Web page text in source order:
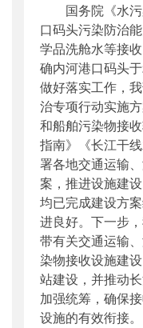
国务院《水
口码头污染防治
学品洗舱水等接
确内河港口码头
做好落实工作，
治专项行动实施
和船舶污染物接
指南》《长江干
署各地交通运输
案，推进设施建
均已完成建设方
进良好。下一步
带有关交通运输
染物接收设施建
站建设，并推动
加强统筹，确保
设施的有效衔接。